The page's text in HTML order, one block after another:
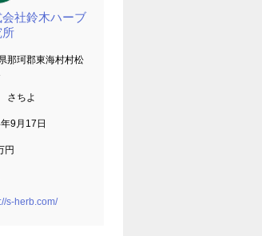
社鈴木ハーブ
那珂郡東海村村松
さちよ
9月17日
円
s-herb.com/